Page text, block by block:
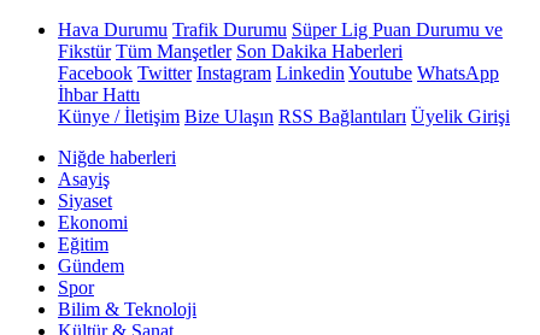
Hava Durumu Trafik Durumu Süper Lig Puan Durumu ve
Fikstür Tüm Manşetler Son Dakika Haberleri
Facebook Twitter Instagram Linkedin Youtube WhatsApp
İhbar Hattı
Künye / İletişim Bize Ulaşın RSS Bağlantıları Üyelik Girişi
Niğde haberleri
Asayiş
Siyaset
Ekonomi
Eğitim
Gündem
Spor
Bilim & Teknoloji
Kültür & Sanat